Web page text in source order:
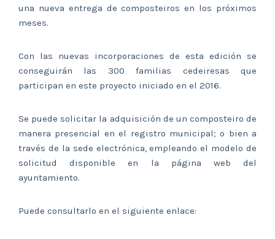
una nueva entrega de composteiros en los próximos
meses.
Con las nuevas incorporaciones de esta edición se
conseguirán las 300 familias cedeiresas que
participan en este proyecto iniciado en el 2016.
Se puede solicitar la adquisición de un composteiro de
manera presencial en el registro municipal; o bien a
través de la sede electrónica, empleando el modelo de
solicitud disponible en la página web del
ayuntamiento.
Puede consultarlo en el siguiente enlace: